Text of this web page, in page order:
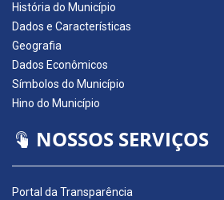
História do Município
Dados e Características
Geografia
Dados Econômicos
Símbolos do Município
Hino do Município
NOSSOS SERVIÇOS
Portal da Transparência